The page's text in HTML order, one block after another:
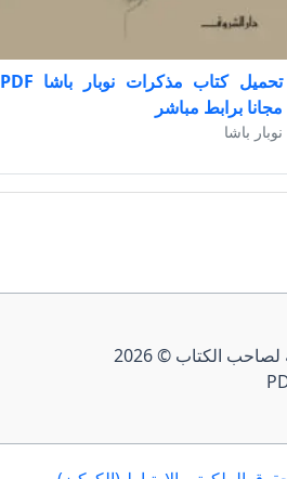
تحميل كتاب مذكرات نوبار باشا PDF
مجانا برابط مباشر
نوبار باشا
حقوق الطبع والنشر محفوظة لصاحب الكتاب © 2026